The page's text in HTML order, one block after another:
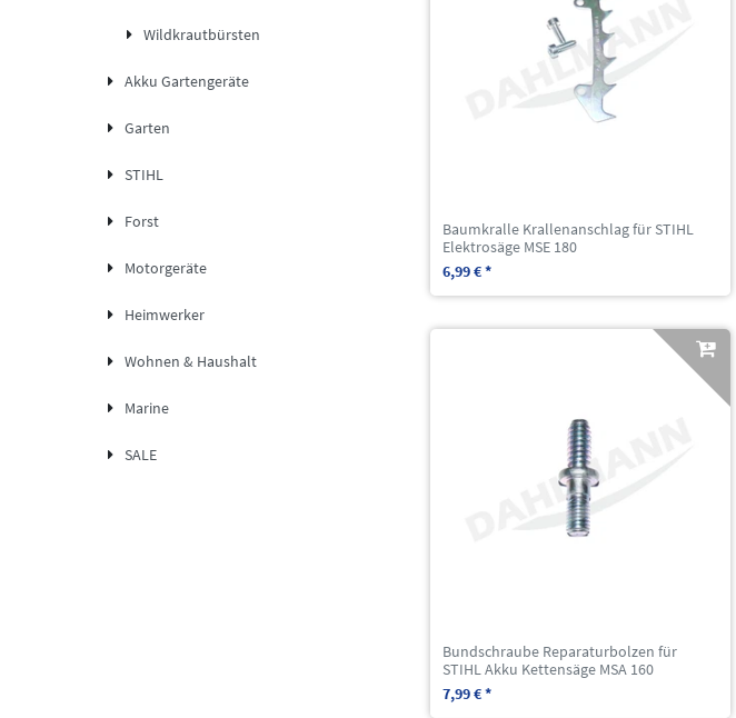
Wildkrautbürsten
Akku Gartengeräte
Garten
STIHL
Forst
Motorgeräte
Heimwerker
Wohnen & Haushalt
Marine
SALE
Baumkralle Krallenanschlag für STIHL
Elektrosäge MSE 180
6,99 € *
Bundschraube Reparaturbolzen für
STIHL Akku Kettensäge MSA 160
7,99 € *